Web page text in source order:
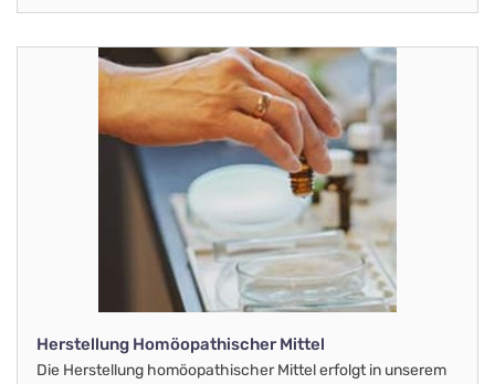
Herstellung Homöopathischer Mittel
Die Herstellung homöopathischer Mittel erfolgt in unserem